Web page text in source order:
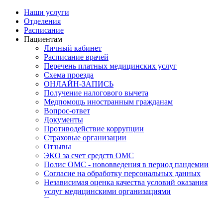
Наши услуги
Отделения
Расписание
Пациентам
Личный кабинет
Расписание врачей
Перечень платных медицинских услуг
Схема проезда
ОНЛАЙН-ЗАПИСЬ
Получение налогового вычета
Медпомощь иностранным гражданам
Вопрос-ответ
Документы
Противодействие коррупции
Страховые организации
Отзывы
ЭКО за счет средств ОМС
Полис ОМС - нововведения в период пандемии
Согласие на обработку персональных данных
Независимая оценка качества условий оказания
услуг медицинскими организациями